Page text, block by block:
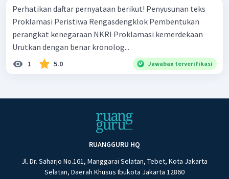
Perhatikan daftar pernyataan berikut! Penyusunan teks
Proklamasi Peristiwa Rengasdengklok Pembentukan
perangkat kenegaraan NKRI Proklamasi kemerdekaan
Urutkan dengan benar kronolog...
1 5.0 Jawaban terverifikasi
RUANGGURU HQ
Jl. Dr. Saharjo No.161, Manggarai Selatan, Tebet, Kota Jakarta
Selatan, Daerah Khusus Ibukota Jakarta 12860